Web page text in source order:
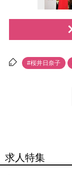
#桜井日奈子
求人特集